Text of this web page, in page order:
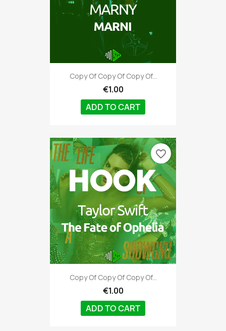
Copy Of Copy Of Copy Of...
€1.00
ADD TO CART
Copy Of Copy Of Copy Of...
€1.00
ADD TO CART
favorite_border